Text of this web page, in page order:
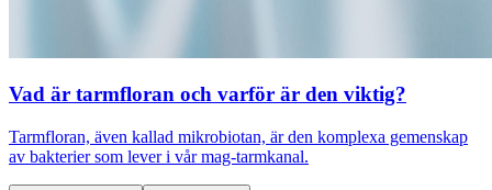
Vad är tarmfloran och varför är den viktig?
Tarmfloran, även kallad mikrobiotan, är den komplexa gemenskap
av bakterier som lever i vår mag-tarmkanal.